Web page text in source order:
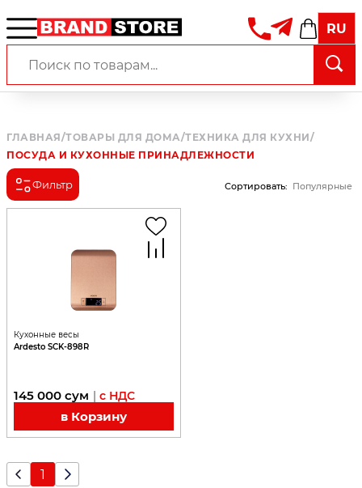
RU
ГЛАВНАЯ/ТОВАРЫ ДЛЯ ДОМА/ТЕХНИКА ДЛЯ КУХНИ/
ПОСУДА И КУХОННЫЕ ПРИНАДЛЕЖНОСТИ
Фильтр Сортировать: Популярные
Кухонные весы
Ardesto SCK-898R
145 000 сум | с НДС
в Корзину
1